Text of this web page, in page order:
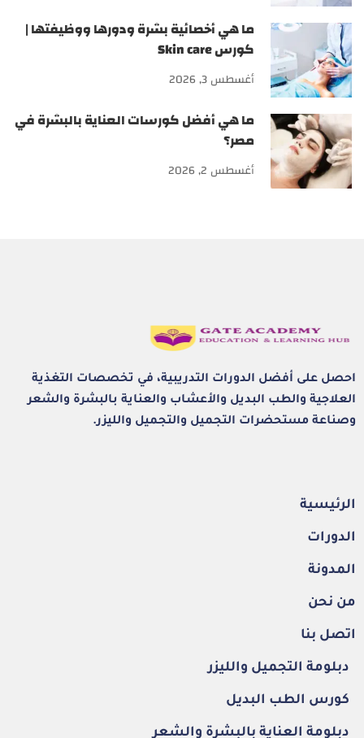
ما هي أخصائية بشرة ودورها ووظيفتها |
كورس Skin care
أغسطس 3, 2026
ما هي أفضل كورسات العناية بالبشرة في
مصر؟
أغسطس 2, 2026
احصل على أفضل الدورات التدريبية، في تخصصات التغذية
العلاجية والطب البديل والأعشاب والعناية بالبشرة والشعر
وصناعة مستحضرات التجميل والتجميل والليزر.
الرئيسية
الدورات
المدونة
من نحن
اتصل بنا
دبلومة التجميل والليزر
كورس الطب البديل
دبلومة العناية بالبشرة والشعر